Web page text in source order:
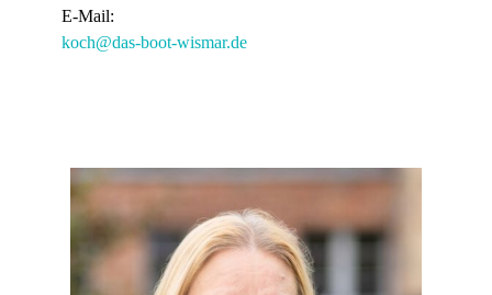
E-Mail:
koch@das-boot-wismar.de